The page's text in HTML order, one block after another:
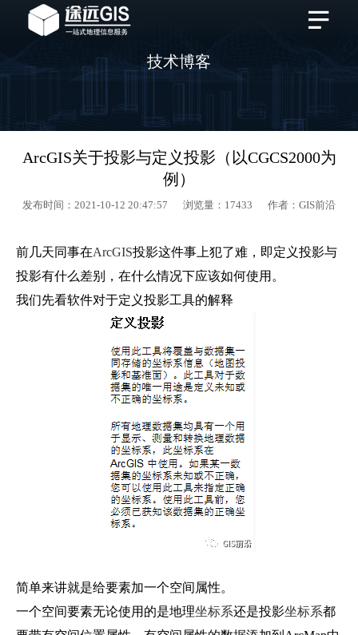
技术博客
ArcGIS关于投影与定义投影（以CGCS2000为
例）
发布时间：2021-10-12 20:47:57 浏览量：17433 作者：GIS前沿
前几天同事在ArcGIS投影这件事上犯了难，即定义投影与
投影有什么差别，在什么情况下应该如何使用。
我们先看软件对于定义投影工具的解释
简单来讲就是给要素加一个空间属性。
一个空间要素无论使用的是地理坐标系还是投影坐标系都